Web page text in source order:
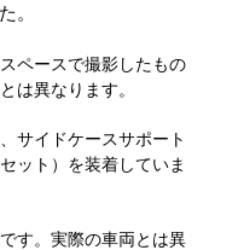
。
ペースで撮影したもの
は異なります。
サイドケースサポート
ット）を装着していま
す。実際の車両とは異